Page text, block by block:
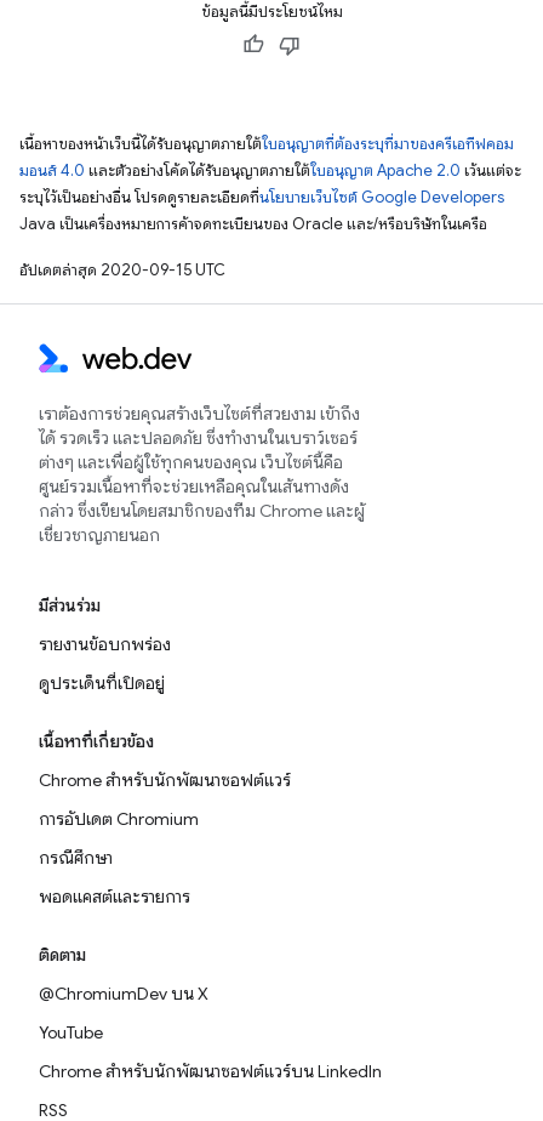
ข้อมูลนี้มีประโยชน์ไหม
เนื้อหาของหน้าเว็บนี้ได้รับอนุญาตภายใต้ใบอนุญาตที่ต้องระบุที่มาของครีเอทีฟคอม
มอนส์ 4.0 และตัวอย่างโค้ดได้รับอนุญาตภายใต้ใบอนุญาต Apache 2.0 เว้นแต่จะ
ระบุไว้เป็นอย่างอื่น โปรดดูรายละเอียดที่นโยบายเว็บไซต์ Google Developers
Java เป็นเครื่องหมายการค้าจดทะเบียนของ Oracle และ/หรือบริษัทในเครือ
อัปเดตล่าสุด 2020-09-15 UTC
เราต้องการช่วยคุณสร้างเว็บไซต์ที่สวยงาม เข้าถึง
ได้ รวดเร็ว และปลอดภัย ซึ่งทำงานในเบราว์เซอร์
ต่างๆ และเพื่อผู้ใช้ทุกคนของคุณ เว็บไซต์นี้คือ
ศูนย์รวมเนื้อหาที่จะช่วยเหลือคุณในเส้นทางดัง
กล่าว ซึ่งเขียนโดยสมาชิกของทีม Chrome และผู้
เชี่ยวชาญภายนอก
มีส่วนร่วม
รายงานข้อบกพร่อง
ดูประเด็นที่เปิดอยู่
เนื้อหาที่เกี่ยวข้อง
Chrome สำหรับนักพัฒนาซอฟต์แวร์
การอัปเดต Chromium
กรณีศึกษา
พอดแคสต์และรายการ
ติดตาม
@ChromiumDev บน X
YouTube
Chrome สำหรับนักพัฒนาซอฟต์แวร์บน LinkedIn
RSS